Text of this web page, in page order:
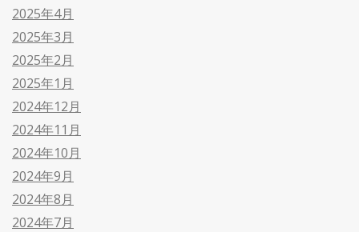
2025年4月
2025年3月
2025年2月
2025年1月
2024年12月
2024年11月
2024年10月
2024年9月
2024年8月
2024年7月